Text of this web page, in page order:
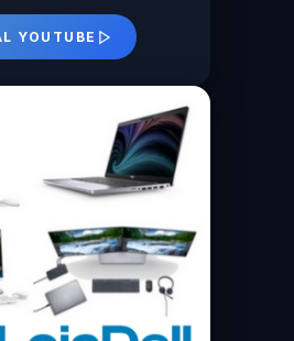
YOUTUBE